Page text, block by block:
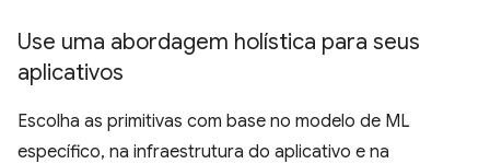
Use uma abordagem holística para seus
aplicativos
Escolha as primitivas com base no modelo de ML
específico, na infraestrutura do aplicativo e na